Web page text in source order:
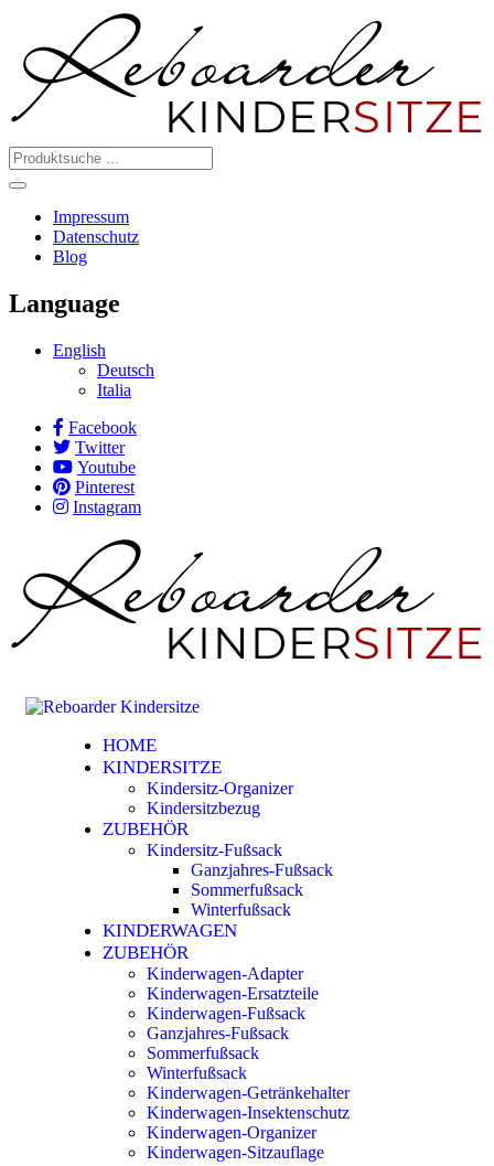
Impressum
Datenschutz
Blog
Language
English
Deutsch
Italia
Facebook
Twitter
Youtube
Pinterest
Instagram
HOME
KINDERSITZE
Kindersitz-Organizer
Kindersitzbezug
ZUBEHÖR
Kindersitz-Fußsack
Ganzjahres-Fußsack
Sommerfußsack
Winterfußsack
KINDERWAGEN
ZUBEHÖR
Kinderwagen-Adapter
Kinderwagen-Ersatzteile
Kinderwagen-Fußsack
Ganzjahres-Fußsack
Sommerfußsack
Winterfußsack
Kinderwagen-Getränkehalter
Kinderwagen-Insektenschutz
Kinderwagen-Organizer
Kinderwagen-Sitzauflage